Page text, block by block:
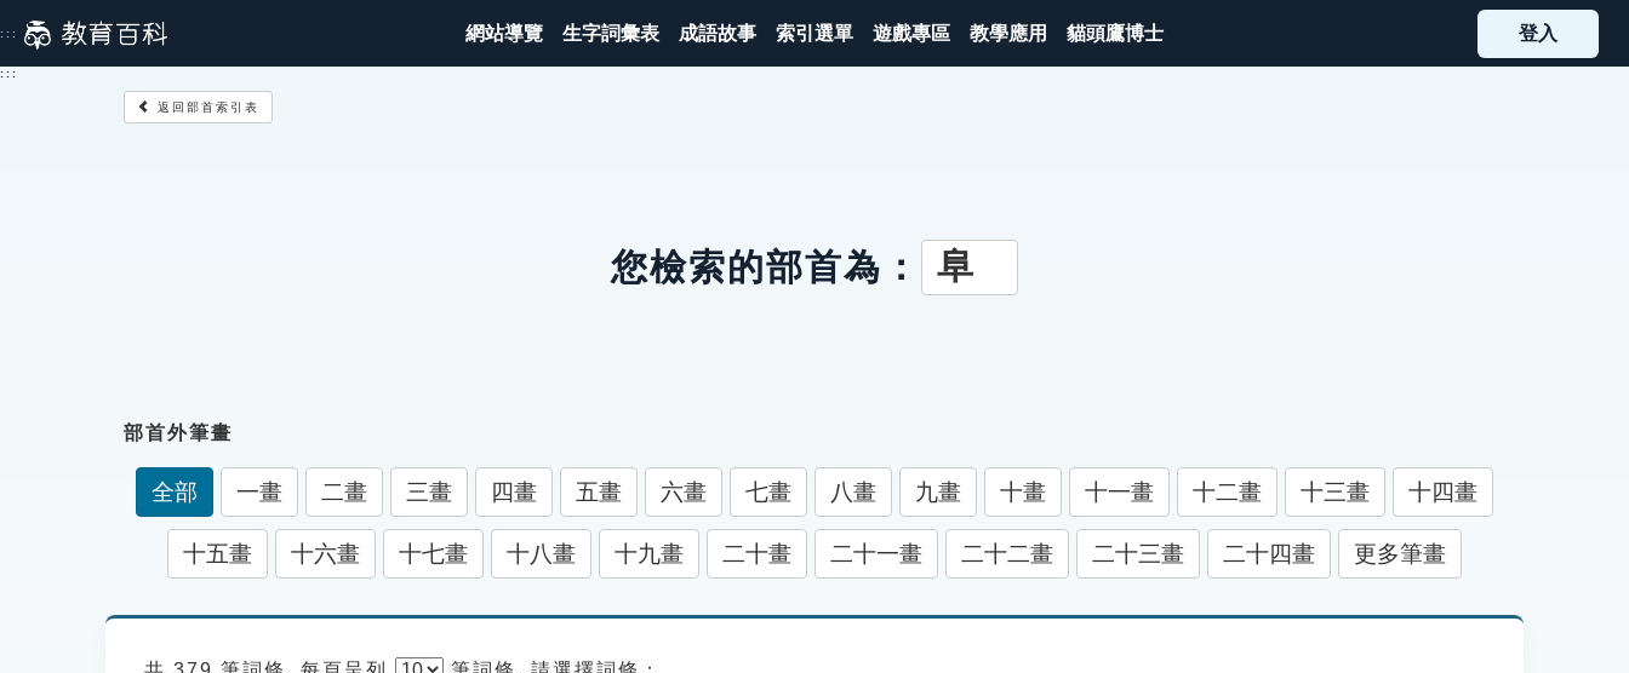
到
主
::: 網站導覽 生字詞彙表 成語故事 索引選單 遊戲專區 教學應用 貓頭鷹博士 登入
:::
返回部首索引表
您檢索的部首為： 阜
部首外筆畫
全部 一畫 二畫 三畫 四畫 五畫 六畫 七畫 八畫 九畫 十畫 十一畫 十二畫 十三畫 十四畫
十五畫 十六畫 十七畫 十八畫 十九畫 二十畫 二十一畫 二十二畫 二十三畫 二十四畫 更多筆畫